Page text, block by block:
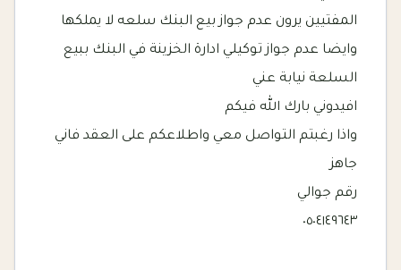
المفتيين يرون عدم جواز بيع البنك سلعه لا يملكها
وايضا عدم جواز توكيلي ادارة الخزينة في البنك ببيع
السلعة نيابة عني
افيدوني بارك الله فيكم
واذا رغبتم التواصل معي واطلاعكم على العقد فاني
جاهز
رقم جوالي
٠٥٠٤١٤٩٦٤٣